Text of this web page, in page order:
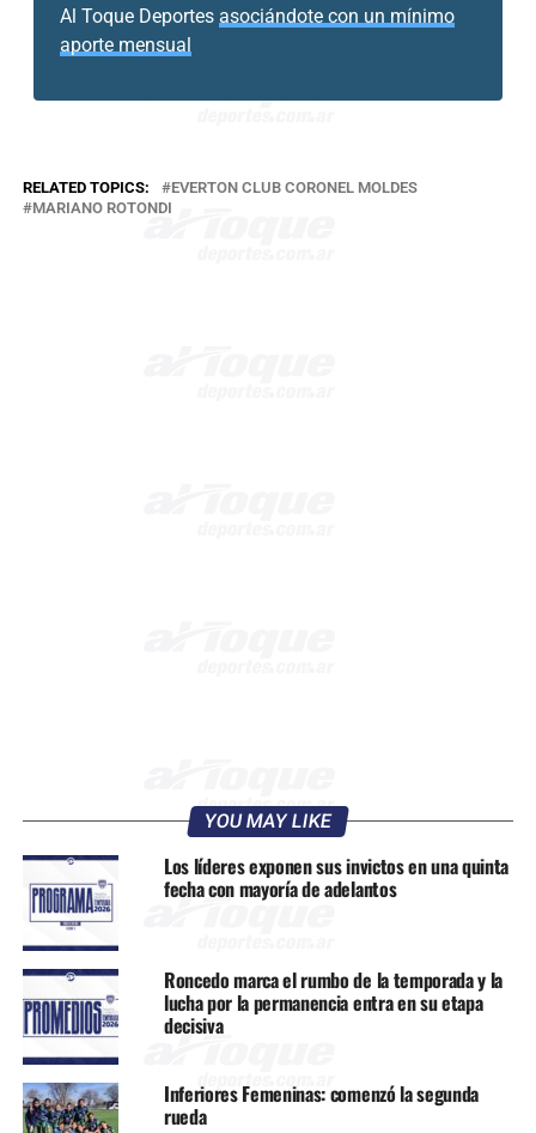
Al Toque Deportes asociándote con un mínimo
aporte mensual
RELATED TOPICS:
EVERTON CLUB CORONEL MOLDES
MARIANO ROTONDI
YOU MAY LIKE
Los líderes exponen sus invictos en una quinta
fecha con mayoría de adelantos
Roncedo marca el rumbo de la temporada y la
lucha por la permanencia entra en su etapa
decisiva
Inferiores Femeninas: comenzó la segunda
rueda